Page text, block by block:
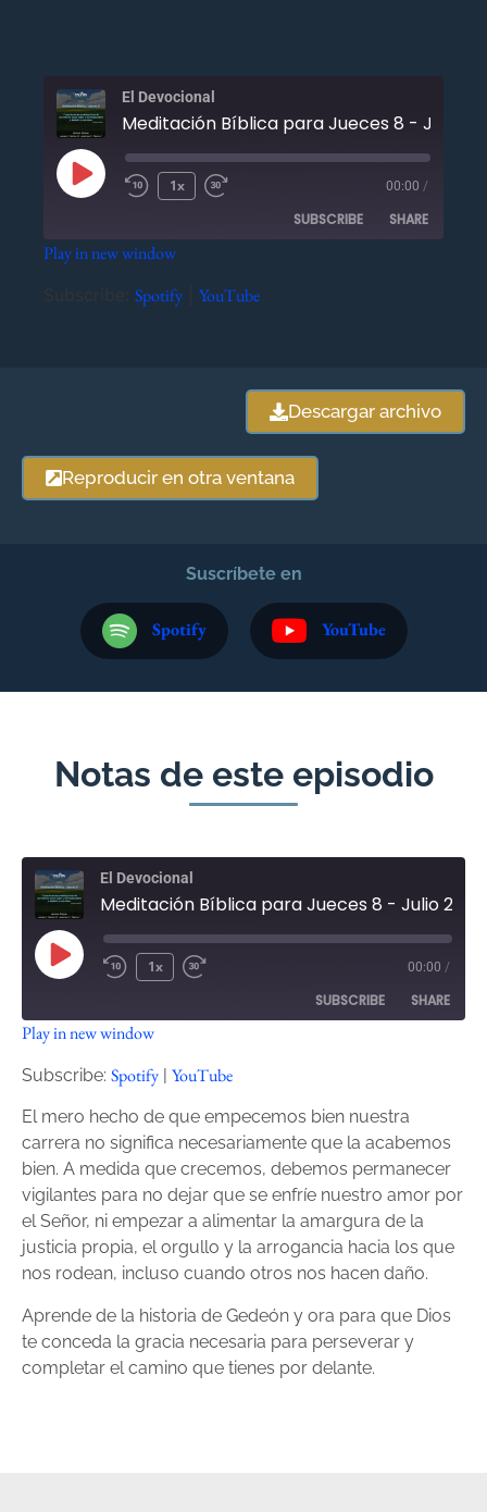
El Devocional
Meditación Bíblica para Jueces 8 - Julio 25
1x 00:00 /
SUBSCRIBE SHARE
Play in new window
Spotify YouTube
Descargar archivo
Reproducir en otra ventana
Suscríbete en
Spotify YouTube
Notas de este episodio
El Devocional
Meditación Bíblica para Jueces 8 - Julio 25
1x 00:00 /
SUBSCRIBE SHARE
Spotify
SHARE
LINK
EMBED
Play in new window
Subscribe: Spotify | YouTube
El mero hecho de que empecemos bien nuestra
carrera no significa necesariamente que la acabemos
bien. A medida que crecemos, debemos permanecer
vigilantes para no dejar que se enfríe nuestro amor por
el Señor, ni empezar a alimentar la amargura de la
justicia propia, el orgullo y la arrogancia hacia los que
nos rodean, incluso cuando otros nos hacen daño.
Aprende de la historia de Gedeón y ora para que Dios
te conceda la gracia necesaria para perseverar y
completar el camino que tienes por delante.